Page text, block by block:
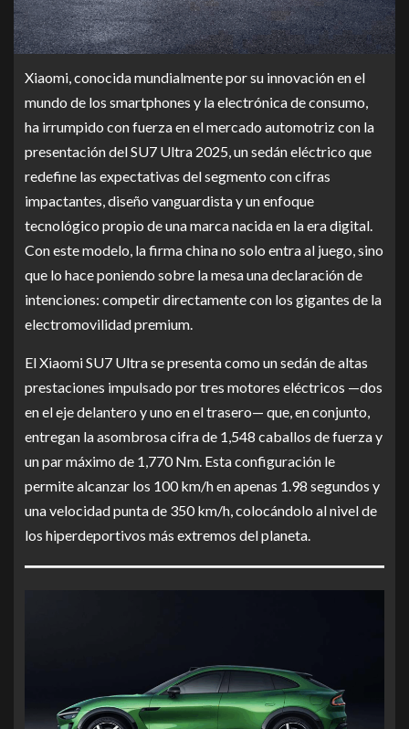
Xiaomi, conocida mundialmente por su innovación en el
mundo de los smartphones y la electrónica de consumo,
ha irrumpido con fuerza en el mercado automotriz con la
presentación del SU7 Ultra 2025, un sedán eléctrico que
redefine las expectativas del segmento con cifras
impactantes, diseño vanguardista y un enfoque
tecnológico propio de una marca nacida en la era digital.
Con este modelo, la firma china no solo entra al juego, sino
que lo hace poniendo sobre la mesa una declaración de
intenciones: competir directamente con los gigantes de la
electromovilidad premium.
El Xiaomi SU7 Ultra se presenta como un sedán de altas
prestaciones impulsado por tres motores eléctricos —dos
en el eje delantero y uno en el trasero— que, en conjunto,
entregan la asombrosa cifra de 1,548 caballos de fuerza y
un par máximo de 1,770 Nm. Esta configuración le
permite alcanzar los 100 km/h en apenas 1.98 segundos y
una velocidad punta de 350 km/h, colocándolo al nivel de
los hiperdeportivos más extremos del planeta.